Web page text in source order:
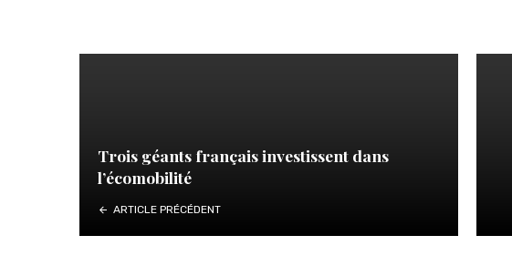
Trois géants français investissent dans
l’écomobilité
ARTICLE PRÉCÉDENT